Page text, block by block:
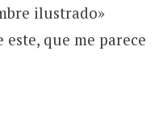
ilustrado»
que me parece